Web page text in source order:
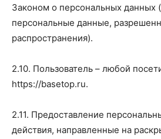
Законом о персональных данных
персональные данные,
распространения).
2.10. Пользователь – любой
https://basetop.ru.
2.11. Предоставление
действия, направленные на